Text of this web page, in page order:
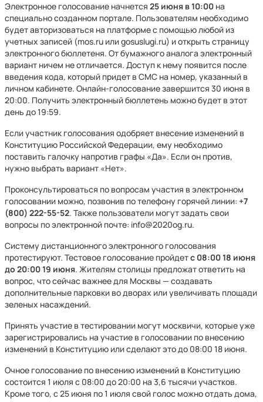
Электронное голосование начнется 25 июня в 10:00 на
специально созданном портале. Пользователям необходимо
будет авторизоваться на платформе с помощью любой из
учетных записей (mos.ru или gosuslugi.ru) и открыть страницу
электронного бюллетеня. От бумажного аналога электронный
вариант ничем не отличается. Доступ к нему появится после
введения кода, который придет в СМС на номер, указанный в
личном кабинете. Онлайн-голосование завершится 30 июня в
20:00. Получить электронный бюллетень можно будет в этот
день до 19:59.
Если участник голосования одобряет внесение изменений в
Конституцию Российской Федерации, ему необходимо
поставить галочку напротив графы «Да». Если он против,
нужно выбрать вариант «Нет».
Проконсультироваться по вопросам участия в электронном
голосовании можно, позвонив по телефону горячей линии: +7
(800) 222-55-52. Также пользователи могут задать свои
вопросы по электронной почте: info@2020og.ru.
Систему дистанционного электронного голосования
протестируют. Тестовое голосование пройдетс 08:00 18 июня
до 20:00 19 июня. Жителям столицы предложат ответить на
вопрос, что сейчас важнее для Москвы — создавать
дополнительные парковки во дворах или увеличивать площади
зеленых насаждений.
Принять участие в тестировании могут москвичи, которые уже
зарегистрировались на участие в голосовании по внесению
изменений в Конституцию или сделают это до 08:00 18 июня.
Очное голосование по внесению изменений в Конституцию
состоится 1 июля с 08:00 до 20:00 на 3,6 тысячи участков.
Кроме того, с 25 июня по 1 июля свой голос можно отдать дома,